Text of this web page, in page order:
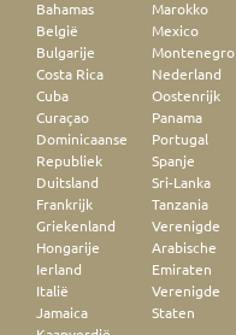
Bahamas
België
Bulgarije
Costa Rica
Cuba
Curaçao
Dominicaanse
Republiek
Duitsland
Frankrijk
Griekenland
Hongarije
Ierland
Italië
Jamaica
Marokko
Mexico
Montenegro
Nederland
Oostenrijk
Panama
Portugal
Spanje
Sri-Lanka
Tanzania
Verenigde
Arabische
Emiraten
Verenigde
Staten